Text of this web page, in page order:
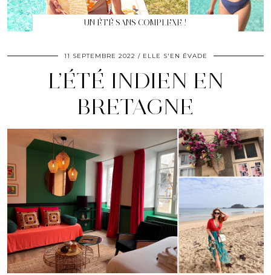
UN ÉTÉ SANS COMPLEXE !
11 SEPTEMBRE 2022 ELLE S'EN ÉVADE
L’ÉTÉ INDIEN EN
BRETAGNE